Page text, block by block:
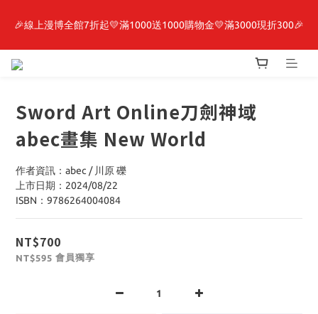
最新開賣🔥「全知讀者視角」 周邊商品
🎉線上漫博全館7折起💛滿1000送1000購物金💛滿3000現折300🎉
【抽籤堂】 影之強者、你又被殺了呢，偵探大人、約會大作戰、
最新開賣🔥「全知讀者視角」 周邊商品
Sword Art Online刀劍神域
abec畫集 New World
作者資訊：abec / 川原 礫
上市日期：2024/08/22
ISBN：9786264004084
NT$700
NT$595 會員獨享